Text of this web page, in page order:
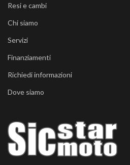
Resi e cambi
Chi siamo
Servizi
Finanziamenti
Richiedi informazioni
Dove siamo